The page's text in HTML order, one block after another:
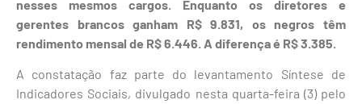
nesses mesmos cargos. Enquanto os diretores e
gerentes brancos ganham R$ 9.831, os negros têm
rendimento mensal de R$ 6.446. A diferença é R$ 3.385.
A constatação faz parte do levantamento Síntese de
Indicadores Sociais, divulgado nesta quarta-feira (3) pelo